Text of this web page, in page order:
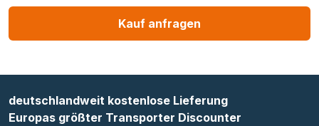
Kauf anfragen
deutschlandweit kostenlose Lieferung
Europas größter Transporter Discounter